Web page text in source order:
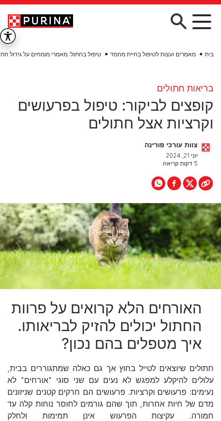
Skip to main content
בית מאמרים ועצות לטיפול בחיית מחמד טיפול בחתול: מאמרי מומחים על גידול
בריאות חתולים
קופצים לביקור: טיפול בפרעושים
וקרציות אצל חתולים
צוות עורכי פורינה
יוני 21, 2024
5 דקות קריאה
האורחים הלא קרואים על פרוות
החתול יכולים להזיק לבריאותו.
איך מטפלים בהם נכון?
חתולים שיוצאים לטייל בחוץ אך גם כאלה שמתגוררים בבית,
עלולים להיקלע למפגש לא נעים עם שני סוגי "אורחים" לא
נעימים: פרעושים וקרציות. פרעושים הם חרקים קטנים שניזונים
מדם של חיות אחרות, תוך שהם גורמים לחוסר נוחות קלה עד
חמורה. עקיצות הפרעוש אינן תמימות ולחלק